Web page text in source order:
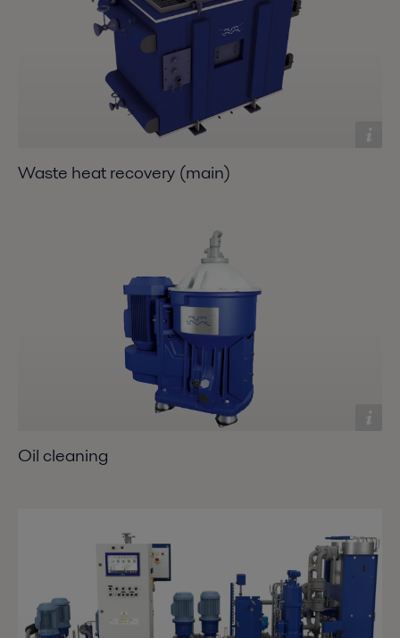
Waste heat recovery (main)
Oil cleaning